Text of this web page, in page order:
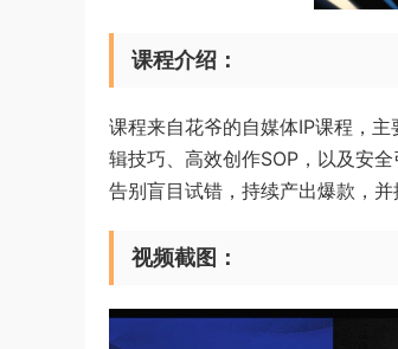
课程介绍：
课程来自花爷的自媒体IP课程，
辑技巧、高效创作SOP，以及安
告别盲目试错，持续产出爆款，
视频截图：